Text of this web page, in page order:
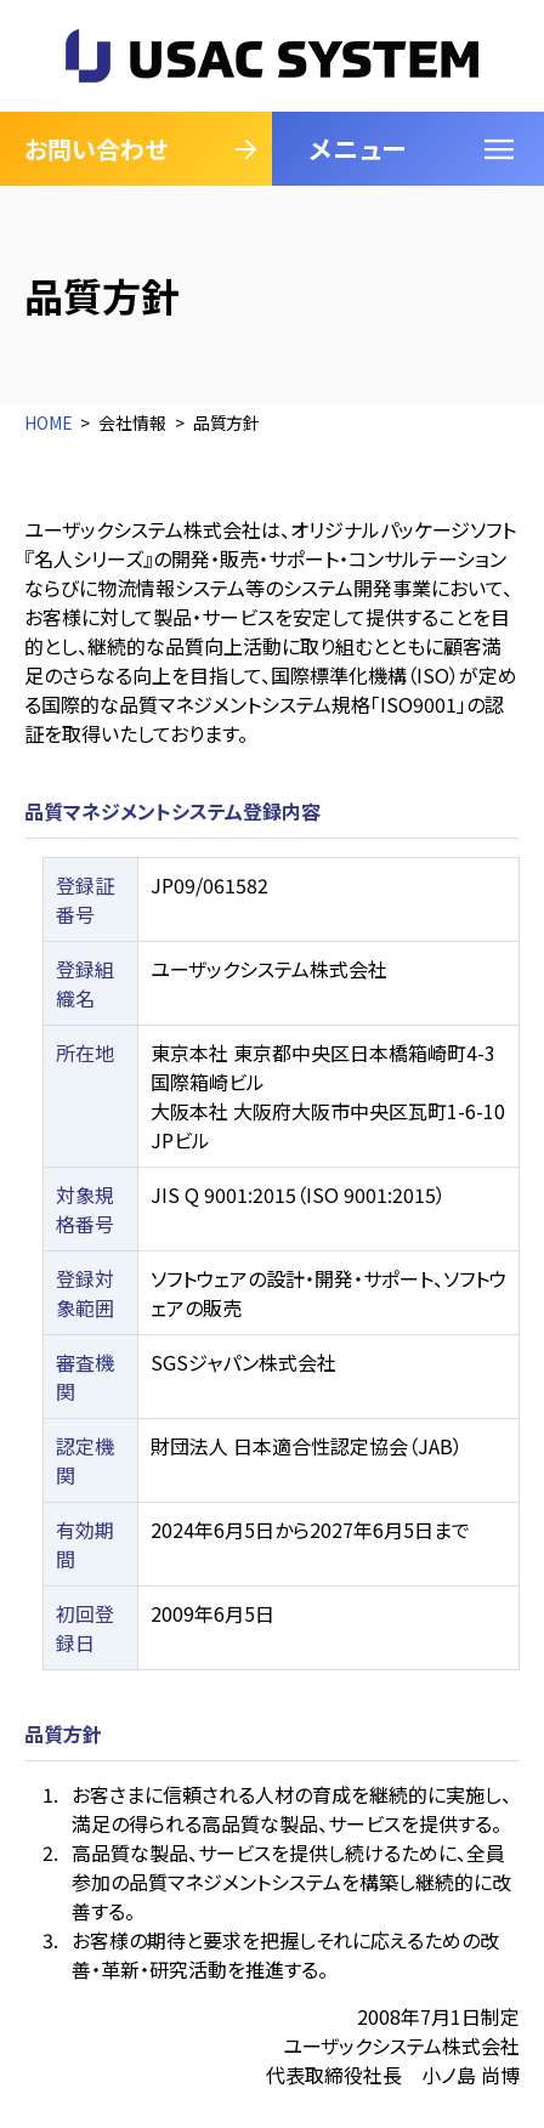
お問い合わせ メニュー
閉じる
品質方針
HOME 会社情報 品質方針
ユーザックシステム株式会社は、オリジナルパッケージソフト
『名人シリーズ』の開発・販売・サポート・コンサルテーション
ならびに物流情報システム等のシステム開発事業において、
お客様に対して製品・サービスを安定して提供することを目
的とし、継続的な品質向上活動に取り組むとともに顧客満
足のさらなる向上を目指して、国際標準化機構（ISO）が定め
る国際的な品質マネジメントシステム規格「ISO9001」の認
証を取得いたしております。
品質マネジメントシステム登録内容
登録証
番号
JP09/061582
登録組
織名
ユーザックシステム株式会社
所在地
東京本社 東京都中央区日本橋箱崎町4-3
国際箱崎ビル
大阪本社 大阪府大阪市中央区瓦町1-6-10
JPビル
対象規
格番号
JIS Q 9001:2015（ISO 9001:2015）
登録対
象範囲
ソフトウェアの設計・開発・サポート、ソフトウ
ェアの販売
審査機
関
SGSジャパン株式会社
認定機
関
財団法人 日本適合性認定協会（JAB）
有効期
間
2024年6月5日から2027年6月5日まで
初回登
録日
2009年6月5日
品質方針
お客さまに信頼される人材の育成を継続的に実施し、
満足の得られる高品質な製品、サービスを提供する。
高品質な製品、サービスを提供し続けるために、全員
参加の品質マネジメントシステムを構築し継続的に改
善する。
お客様の期待と要求を把握しそれに応えるための改
善・革新・研究活動を推進する。
2008年7月1日制定
ユーザックシステム株式会社
代表取締役社長 小ノ島 尚博